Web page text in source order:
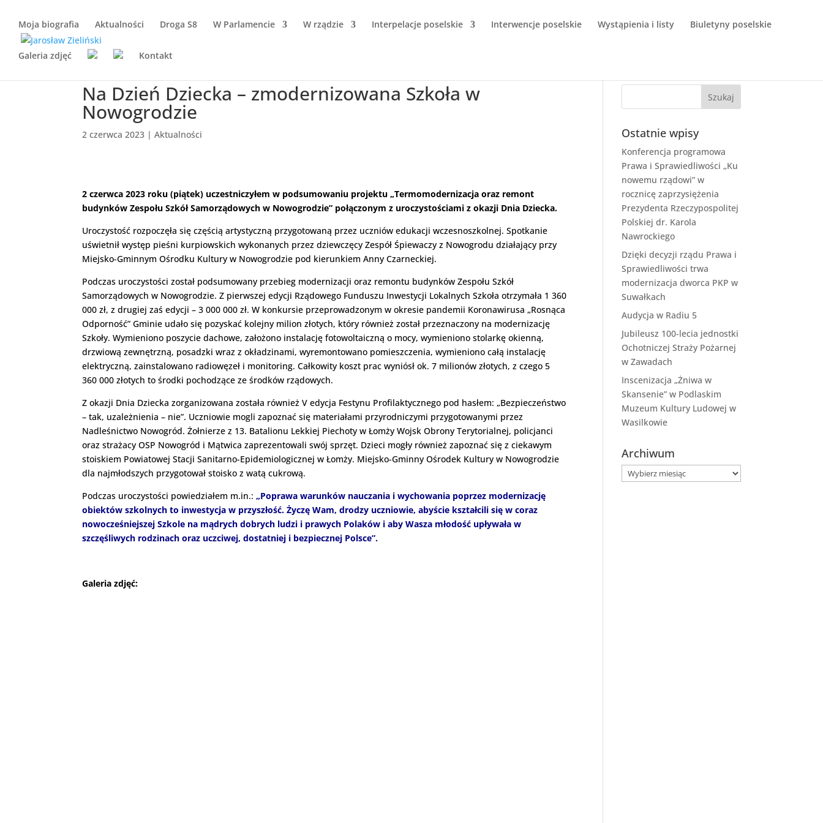
Moja biografia Aktualności Droga S8 W Parlamencie W rządzie Interpelacje poselskie Interwencje poselskie Wystąpienia i listy Biuletyny poselskie
Galeria zdjęć Kontakt
Na Dzień Dziecka – zmodernizowana Szkoła w
Nowogrodzie
2 czerwca 2023 |Aktualności
2 czerwca 2023 roku (piątek) uczestniczyłem w podsumowaniu projektu „Termomodernizacja oraz remont
budynków Zespołu Szkół Samorządowych w Nowogrodzie” połączonym z uroczystościami z okazji Dnia Dziecka.
Uroczystość rozpoczęła się częścią artystyczną przygotowaną przez uczniów edukacji wczesnoszkolnej. Spotkanie
uświetniłwystęp pieśni kurpiowskich wykonanych przez dziewczęcy Zespół Śpiewaczy z Nowogrodu działający przy
Miejsko-Gminnym Ośrodku Kultury w Nowogrodzie pod kierunkiem Anny Czarneckiej.
Podczas uroczystości został podsumowany przebieg modernizacji oraz remontu budynków Zespołu Szkół
Samorządowych w Nowogrodzie.Z pierwszej edycji Rządowego Funduszu Inwestycji Lokalnych Szkoła otrzymała 1 360
000 zł, z drugiej zaś edycji – 3 000 000 zł. W konkursie przeprowadzonym w okresie pandemii Koronawirusa „Rosnąca
Odporność” Gminie udało się pozyskać kolejny milion złotych, który również został przeznaczony na modernizację
Szkoły. Wymieniono poszycie dachowe, założono instalację fotowoltaiczną o mocy, wymieniono stolarkę okienną,
drzwiową zewnętrzną, posadzki wraz z okładzinami, wyremontowano pomieszczenia, wymieniono całą instalację
elektryczną, zainstalowano radiowęzeł i monitoring.Całkowity koszt prac wyniósł ok. 7 milionów złotych, z czego 5
360 000 złotych to środki pochodzące ze środków rządowych.
Z okazji Dnia Dziecka zorganizowana została również V edycja Festynu Profilaktycznego pod hasłem: „Bezpieczeństwo
– tak, uzależnienia – nie”. Uczniowie mogli zapoznać się materiałami przyrodniczymi przygotowanymi przez
Nadleśnictwo Nowogród. Żołnierze z 13. Batalionu Lekkiej Piechoty w Łomży Wojsk Obrony Terytorialnej, policjanci
oraz strażacy OSP Nowogród i Mątwica zaprezentowali swój sprzęt. Dzieci mogły również zapoznać się z ciekawym
stoiskiem Powiatowej Stacji Sanitarno-Epidemiologicznej w Łomży. Miejsko-Gminny Ośrodek Kultury w Nowogrodzie
dla najmłodszych przygotował stoisko z watą cukrową.
Podczas uroczystości powiedziałem m.in.: „Poprawa warunków nauczania i wychowania poprzez modernizację
obiektów szkolnych to inwestycja w przyszłość. Życzę Wam, drodzy uczniowie, abyście kształcili się w coraz
nowocześniejszej Szkole na mądrych dobrych ludzi i prawych Polaków i aby Wasza młodość upływała w
szczęśliwych rodzinach oraz uczciwej, dostatniej i bezpiecznej Polsce”.
Galeria zdjęć:
Ostatnie wpisy
Konferencja programowa
Prawa i Sprawiedliwości „Ku
nowemu rządowi” w
rocznicę zaprzysiężenia
Prezydenta Rzeczypospolitej
Polskiej dr. Karola
Nawrockiego
Dzięki decyzji rządu Prawa i
Sprawiedliwości trwa
modernizacja dworca PKP w
Suwałkach
Audycja w Radiu 5
Jubileusz 100-lecia jednostki
Ochotniczej Straży Pożarnej
w Zawadach
Inscenizacja „Żniwa w
Skansenie” w Podlaskim
Muzeum Kultury Ludowej w
Wasilkowie
Archiwum
Archiwum